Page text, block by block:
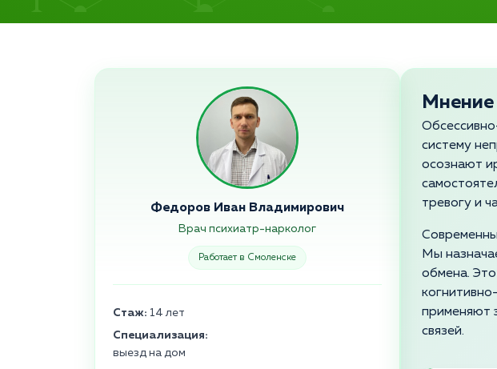
Федоров Иван Владимирович
Врач психиатр-нарколог
Работает в Смоленске
Стаж: 14 лет
Специализация:
выезд на дом
Мнение
систему
осознают
тревогу и
Мы
обмена. Это
применяют
связей.